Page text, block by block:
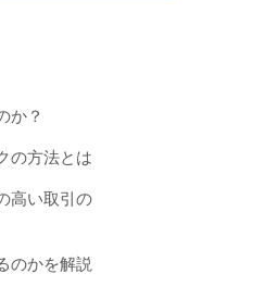
か？
の方法とは
高い取引の
のかを解説